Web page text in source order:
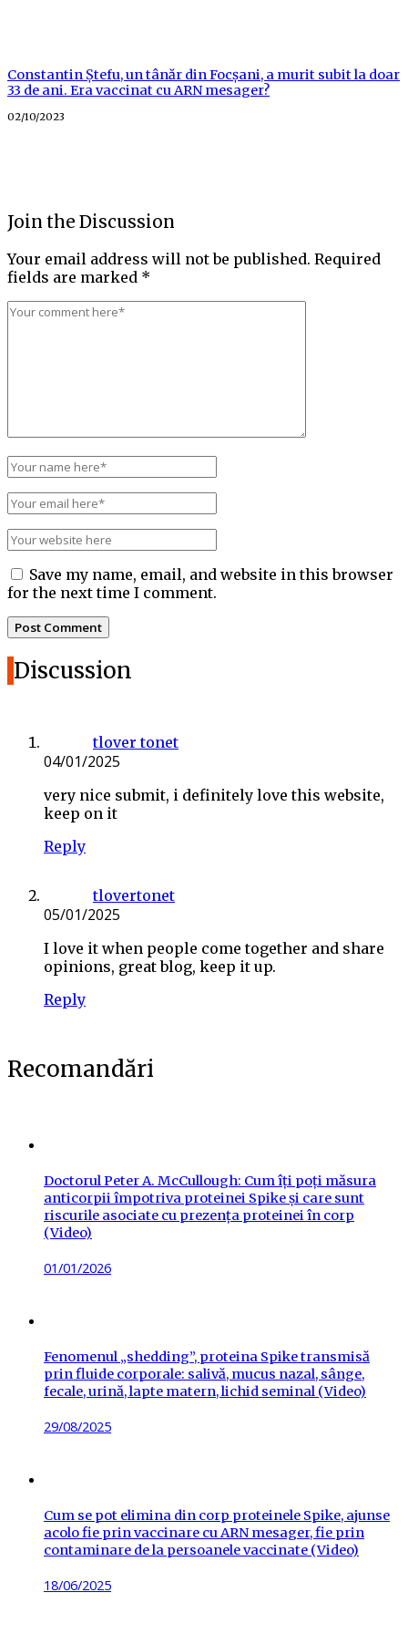
Constantin Ștefu, un tânăr din Focșani, a murit subit la doar
33 de ani. Era vaccinat cu ARN mesager?
Posted
02/10/2023
Join the Discussion
Your email address will not be published. Required
fields are marked *
Save my name, email, and website in this browser
for the next time I comment.
Discussion
tlover tonet
04/01/2025
very nice submit, i definitely love this website,
keep on it
Reply
tlovertonet
05/01/2025
I love it when people come together and share
opinions, great blog, keep it up.
Reply
Recomandări
Doctorul Peter A. McCullough: Cum îți poți măsura
anticorpii împotriva proteinei Spike și care sunt
riscurile asociate cu prezența proteinei în corp
(Video)
Posted
01/01/2026
Fenomenul „shedding”, proteina Spike transmisă
prin fluide corporale: salivă, mucus nazal, sânge,
fecale, urină, lapte matern, lichid seminal (Video)
Posted
29/08/2025
Cum se pot elimina din corp proteinele Spike, ajunse
acolo fie prin vaccinare cu ARN mesager, fie prin
contaminare de la persoanele vaccinate (Video)
Posted
18/06/2025